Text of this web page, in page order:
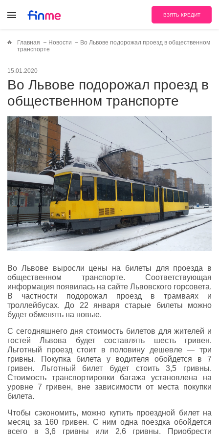
ВЗЯТЬ КРЕДИТ
Главная Новости
Во Львове подорожал проезд в общественном
транспорте
15.01.2020
Во Львове подорожал проезд в
общественном транспорте
Во Львове выросли цены на билеты для проезда в
общественном транспорте. Соответствующая
информация появилась на сайте Львовского горсовета.
В частности подорожал проезд в трамваях и
троллейбусах. До 22 января старые билеты можно
будет обменять на новые.
С сегодняшнего дня стоимость билетов для жителей и
гостей Львова будет составлять шесть гривен.
Льготный проезд стоит в половину дешевле — три
гривны. Покупка билета у водителя обойдется в 7
гривен. Льготный билет будет стоить 3,5 гривны.
Стоимость транспортировки багажа установлена на
уровне 7 гривен, вне зависимости от места покупки
билета.
Чтобы сэкономить, можно купить проездной билет на
месяц за 160 гривен. С ним одна поездка обойдется
всего в 3,6 гривны или 2,6 гривны. Приобрести